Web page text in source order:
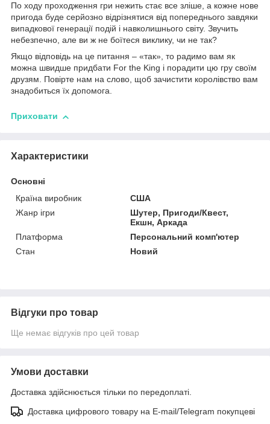
По ходу проходження гри нежить стає все зліше, а кожне нове
пригода буде серйозно відрізнятися від попереднього завдяки
випадкової генерації подій і навколишнього світу. Звучить
небезпечно, але ви ж не боїтеся виклику, чи не так?
Якщо відповідь на це питання – «так», то радимо вам як
можна швидше придбати For the King і порадити цю гру своїм
друзям. Повірте нам на слово, щоб зачистити королівство вам
знадобиться їх допомога.
Приховати
Характеристики
Основні
Країна виробник
США
Жанр ігри
Шутер, Пригоди/Квест,
Екшн, Аркада
Платформа
Персональний комп'ютер
Стан
Новий
Відгуки про товар
Ще немає відгуків про цей товар
Умови доставки
Доставка здійснюється тільки по передоплаті.
Доставка цифрового товару на E-mail/Telegram покупцеві